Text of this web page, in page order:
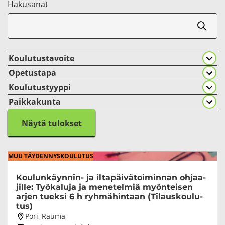
Ha­kusa­nat
Koulutustavoite
Opetustapa
Koulutustyyppi
Paikkakunta
Näytä tulokset
MUU TÄY­DEN­NYS­KOU­LU­TUS
Koulunkäynnin-​ ja il­ta­päi­vä­toi­min­nan oh­jaa­
jil­le: Työ­ka­lu­ja ja me­ne­tel­miä myön­tei­sen
arjen tuek­si 6 h ryh­mä­hin­taan (Ti­laus­kou­lu­
tus)
Koulutuksen
Pori, Rauma